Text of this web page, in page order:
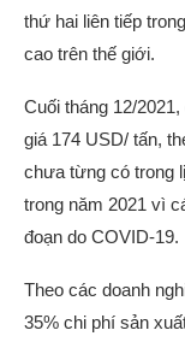
thứ hai liên tiếp
cao trên thế giới.
Cuối tháng 12/
giá 174 USD/ tấn,
chưa từng có trong
trong năm 2021 vì
đoạn do COVID-19.
Theo các doanh
35% chi phí sản